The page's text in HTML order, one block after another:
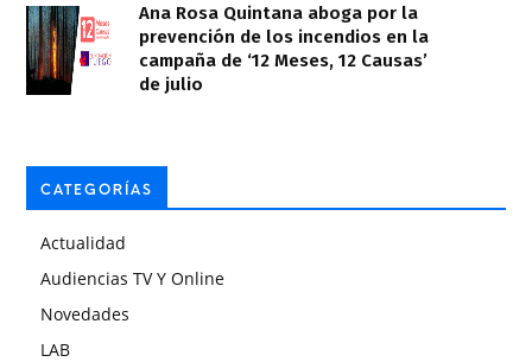
Ana Rosa Quintana aboga por la
prevención de los incendios en la
campaña de ‘12 Meses, 12 Causas’
de julio
CATEGORÍAS
Actualidad
Audiencias TV Y Online
Novedades
LAB